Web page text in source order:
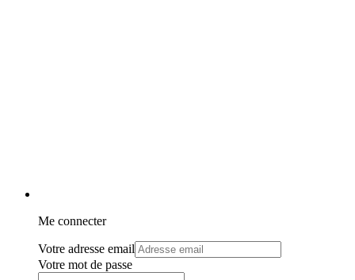
Me connecter
Votre adresse email
Votre mot de passe